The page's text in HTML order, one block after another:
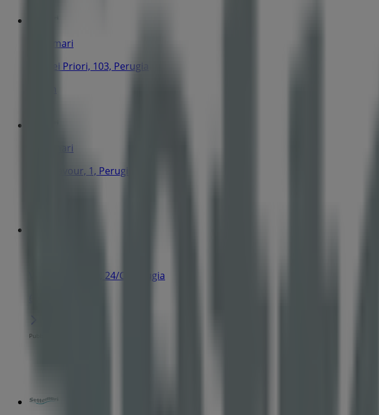
Settemari
Via Dei Priori, 103, Perugia
Settemari
C.So Cavour, 1, Perugia
Via Brunamonti, 24/C, Perugia
Pubblicità